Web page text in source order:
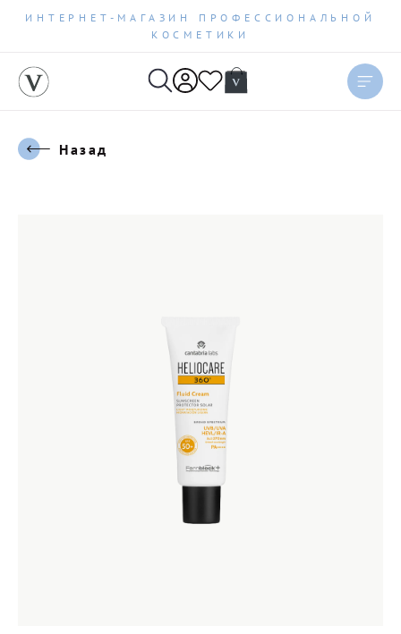
ИНТЕРНЕТ-МАГАЗИН ПРОФЕССИОНАЛЬНОЙ
КОСМЕТИКИ
Назад